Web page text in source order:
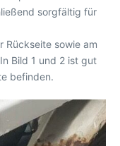
sorgfältig für
Rückseite sowie am
Bild 1 und 2 ist gut
befinden.